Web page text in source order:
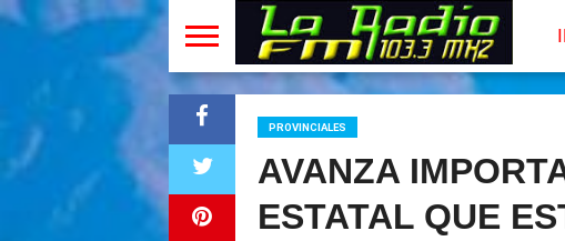
PROVINCIALES
AVANZA
ESTATAL QUE